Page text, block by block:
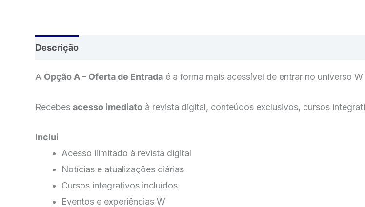
Descrição
A Opção A – Oferta de Entrada é a forma mais acessível de entrar no universo
Recebes acesso imediato à revista digital, conteúdos exclusivos, cursos
Inclui
Acesso ilimitado à revista digital
Notícias e atualizações diárias
Cursos integrativos incluídos
Eventos e experiências W